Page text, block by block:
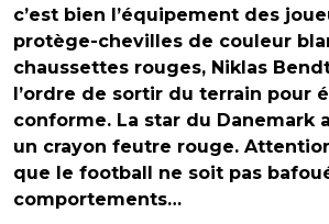
c’est bien l’équipement des
protège-chevilles de couleur
chaussettes rouges, Niklas
l’ordre de sortir du terrain pour
conforme. La star du Danemark
un crayon feutre rouge.
que le football ne soit pas
comportements…